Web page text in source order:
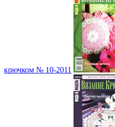
крючком № 10-2011